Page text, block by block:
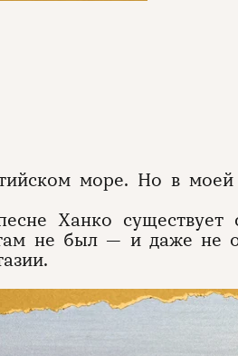
море. Но в моей
Ханко существует
не был — и даже не